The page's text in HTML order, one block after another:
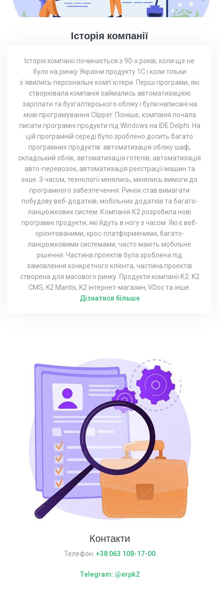
Історія компанії
Історія компанії починається з 90-х років, коли ще не
було на ринку України продукту 1С і коли тільки
з`явились персональні комп`ютери. Перші програми, які
створювала компанія займались автоматизацією
зарплати та бухгалтерського обліку і були написані на
мові програмування Clipper. Пізніше, компанія почала
писати програмні продукти під Windows на IDE Delphi. На
цій програмній середі було зроблено досить багато
програмних продуктів: автоматизація обліку шаф,
складський облік, автоматизація готелів, автоматизація
авто-перевозок, автоматизація реєстрації машин та
інше. З часом, технології мінялись, мінялись вимоги до
програмного забезпечення. Ринок став вимагати
побудову веб-додатків, мобільних додатків та багато-
ланцюжкових систем. Компанія К2 розробила нові
програмні продукти, які йдуть в ногу з часом. Які є веб-
орієнтованими, крос-платформеними, багато-
ланцюжковими системами, часто мають мобільне
рішення. Частина проектів була зроблена під
замовлення конкретного клієнта, частина проектів
створена для масового ринку. Продукти компанії К2: K2
CMS, K2 Mantis, K2 інтернет-магазин, VDoc та інше.
Дізнатися більше
Контакти
Телефон: +38 063 108-17-00
Telegram: @erpk2